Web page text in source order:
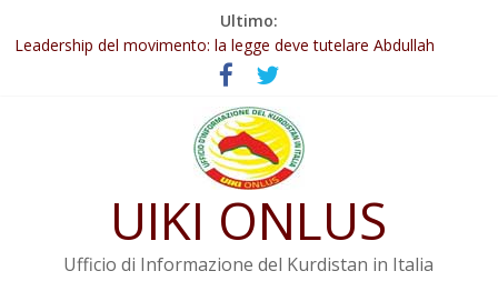
Ultimo:
Abdullah Öcalan: Le legge negativa deve essere trasformata in
legge positiva
Leadership del movimento: la legge deve tutelare Abdullah
Öcalan e l’intero movimento
Commissione donne del KNK: Şengal è di nuovo sotto minaccia
Non tenere conto della situazione di Rêber Apo ostacolerebbe
Il KNK chiede un’azione internazionale contro i crimini di guerra
UIKI ONLUS
Ufficio di Informazione del Kurdistan in Italia